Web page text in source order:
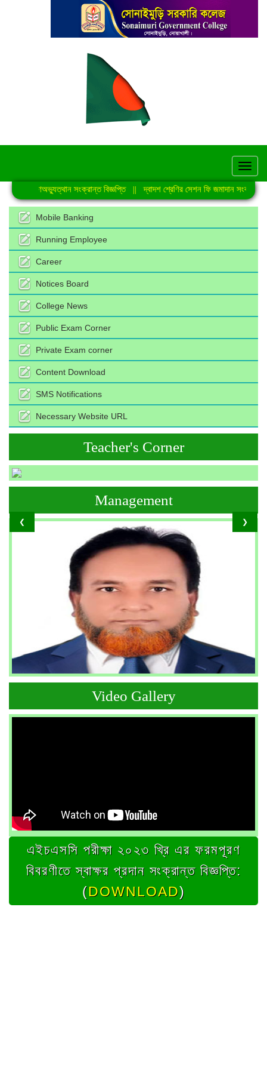
জুলাই গণঅভ্যুত্থান সংক্রান্ত বিজ্ঞপ্তি|| দ্বাদশ শ্রেণির সেশন ফি জমাদান সংক্রান্ত
Mobile Banking
Running Employee
Career
Notices Board
College News
Public Exam Corner
Private Exam corner
Content Download
SMS Notifications
Necessary Website URL
Teacher's Corner
❮ ❯
Management
Video Gallery
এইচএসসি পরীক্ষা ২০২৩ খ্রি এর ফরমপূরণ
বিবরণীতে স্বাক্ষর প্রদান সংক্রান্ত বিজ্ঞপ্তি:
(DOWNLOAD)